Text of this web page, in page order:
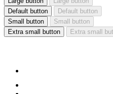
Default button
Default button
Small button
Small button
Extra small button
Extra small